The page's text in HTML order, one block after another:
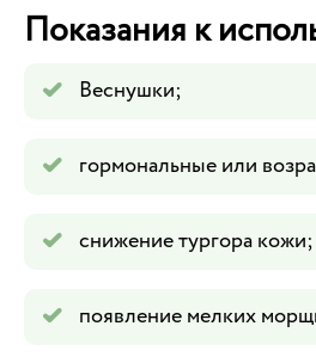
Показания к
Веснушки;
гормональные или
снижение тургора кожи;
появление мелких